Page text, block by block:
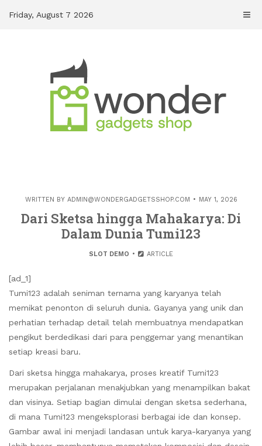
Friday, August 7 2026
WRITTEN BY ADMIN@WONDERGADGETSSHOP.COM MAY 1, 2026
Dari Sketsa hingga Mahakarya: Di
Dalam Dunia Tumi123
SLOT DEMO ARTICLE
[ad_1]
Tumi123 adalah seniman ternama yang karyanya telah
memikat penonton di seluruh dunia. Gayanya yang unik dan
perhatian terhadap detail telah membuatnya mendapatkan
pengikut berdedikasi dari para penggemar yang menantikan
setiap kreasi baru.
Dari sketsa hingga mahakarya, proses kreatif Tumi123
merupakan perjalanan menakjubkan yang menampilkan bakat
dan visinya. Setiap bagian dimulai dengan sketsa sederhana,
di mana Tumi123 mengeksplorasi berbagai ide dan konsep.
Gambar awal ini menjadi landasan untuk karya-karyanya yang